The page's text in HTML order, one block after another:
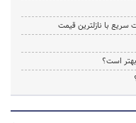
با نازلترین قیمت
است؟